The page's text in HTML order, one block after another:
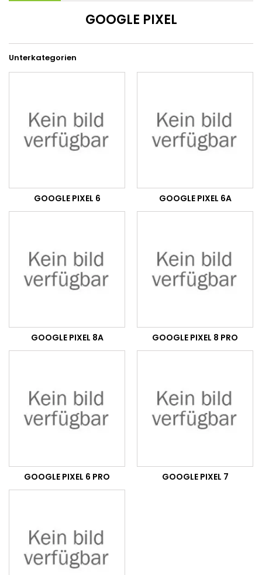
GOOGLE PIXEL
Unterkategorien
GOOGLE PIXEL 6 GOOGLE PIXEL 6A
GOOGLE PIXEL 8A GOOGLE PIXEL 8 PRO
GOOGLE PIXEL 6 PRO GOOGLE PIXEL 7